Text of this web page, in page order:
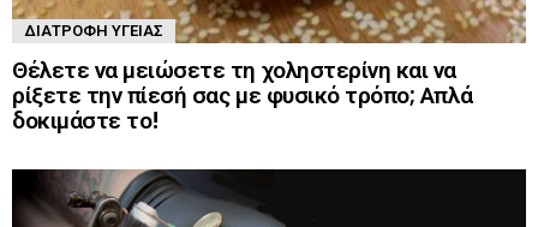
ΔΙΑΤΡΟΦΉ ΥΓΕΊΑΣ
Θέλετε να μειώσετε τη χοληστερίνη και να
ρίξετε την πίεσή σας με φυσικό τρόπο; Απλά
δοκιμάστε το!